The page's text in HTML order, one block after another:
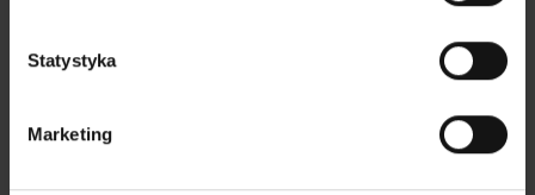
Statystyka
Marketing